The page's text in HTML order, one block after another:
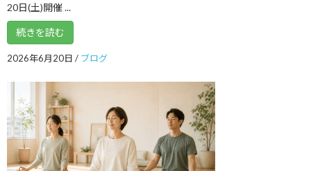
2024年5月
2024年4月
2024年3月
2024年2月
2024年1月
2023年12月
2023年11月
20日(土)開催 ...
続きを読む
2026年6月20日 / ブログ